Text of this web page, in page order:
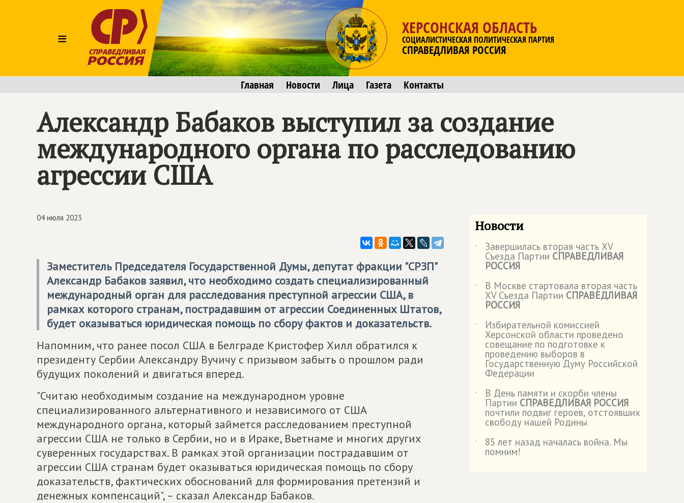
≡
ХЕРСОНСКАЯ ОБЛАСТЬ
СОЦИАЛИСТИЧЕСКАЯ ПОЛИТИЧЕСКАЯ ПАРТИЯ
СПРАВЕДЛИВАЯ РОССИЯ
Главная Новости Лица Газета Контакты
Александр Бабаков выступил за создание
международного органа по расследованию
агрессии США
04 июля 2023
Заместитель Председателя Государственной Думы, депутат фракции "СРЗП"
Александр Бабаков заявил, что необходимо создать специализированный
международный орган для расследования преступной агрессии США, в
рамках которого странам, пострадавшим от агрессии Соединенных Штатов,
будет оказываться юридическая помощь по сбору фактов и доказательств.
Напомним, что ранее посол США в Белграде Кристофер Хилл обратился к
президенту Сербии Александру Вучичу с призывом забыть о прошлом ради
будущих поколений и двигаться вперед.
"Считаю необходимым создание на международном уровне
специализированного альтернативного и независимого от США
международного органа, который займется расследованием преступной
агрессии США не только в Сербии, но и в Ираке, Вьетнаме и многих других
суверенных государствах. В рамках этой организации пострадавшим от
агрессии США странам будет оказываться юридическая помощь по сбору
доказательств, фактических обоснований для формирования претензий и
денежных компенсаций", – сказал Александр Бабаков.
Новости
˙ Завершилась вторая часть XV
Съезда Партии СПРАВЕДЛИВАЯ
РОССИЯ
˙
В Москве стартовала вторая часть
XV Съезда Партии СПРАВЕДЛИВАЯ
РОССИЯ
˙
Избирательной комиссией
Херсонской области проведено
совещание по подготовке к
проведению выборов в
Государственную Думу Российской
Федерации
˙
В День памяти и скорби члены
Партии СПРАВЕДЛИВАЯ РОССИЯ
почтили подвиг героев, отстоявших
свободу нашей Родины
˙
85 лет назад началась война. Мы
помним!